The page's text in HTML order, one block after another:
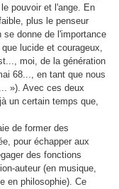
pouvoir et l'ange. En
plus le penseur
donne de l'importance
lucide et courageux,
moi, de la génération
68..., en tant que nous
»). Avec ces deux
un certain temps que,
de former des
pour échapper aux
des fonctions
auteur (en musique,
en philosophie). Ce